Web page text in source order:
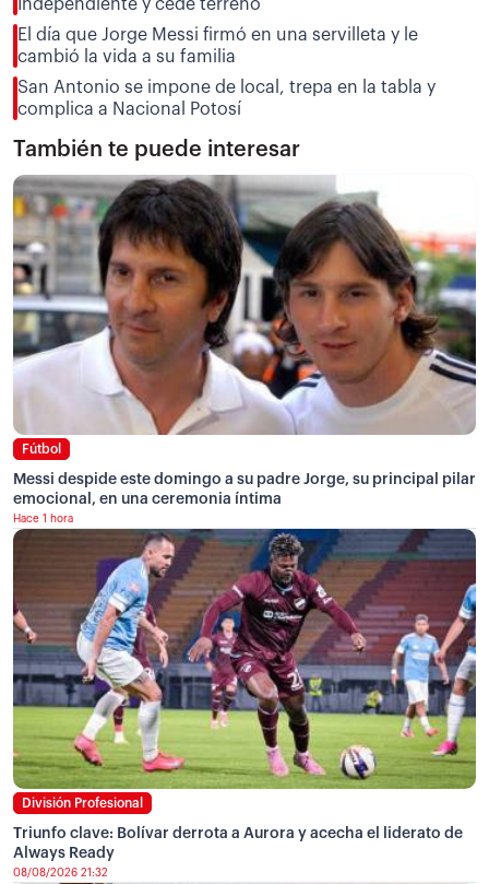
Independiente y cede terreno
El día que Jorge Messi firmó en una servilleta y le
cambió la vida a su familia
San Antonio se impone de local, trepa en la tabla y
complica a Nacional Potosí
También te puede interesar
Fútbol
Messi despide este domingo a su padre Jorge, su principal pilar
emocional, en una ceremonia íntima
Hace 1 hora
División Profesional
Triunfo clave: Bolívar derrota a Aurora y acecha el liderato de
Always Ready
08/08/2026 21:32